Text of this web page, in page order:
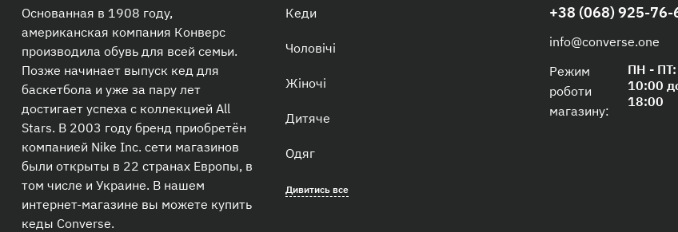
Основанная в 1908 году,
американская компания Конверс
производила обувь для всей семьи.
Позже начинает выпуск кед для
баскетбола и уже за пару лет
достигает успеха с коллекцией All
Stars. В 2003 году бренд приобретён
компанией Nike Inc. сети магазинов
были открыты в 22 странах Европы, в
том числе и Украине. В нашем
интернет-магазине вы можете купить
кеды Converse.
Кеди
Чоловічі
Жіночі
Дитяче
Одяг
Дивитись все
+38 (068) 925-76-
info@converse.one
Режим
роботи
магазину:
ПН - ПТ:
10:00
18:00